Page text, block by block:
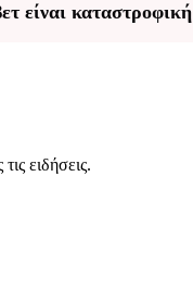
είναι καταστροφική
ειδήσεις.